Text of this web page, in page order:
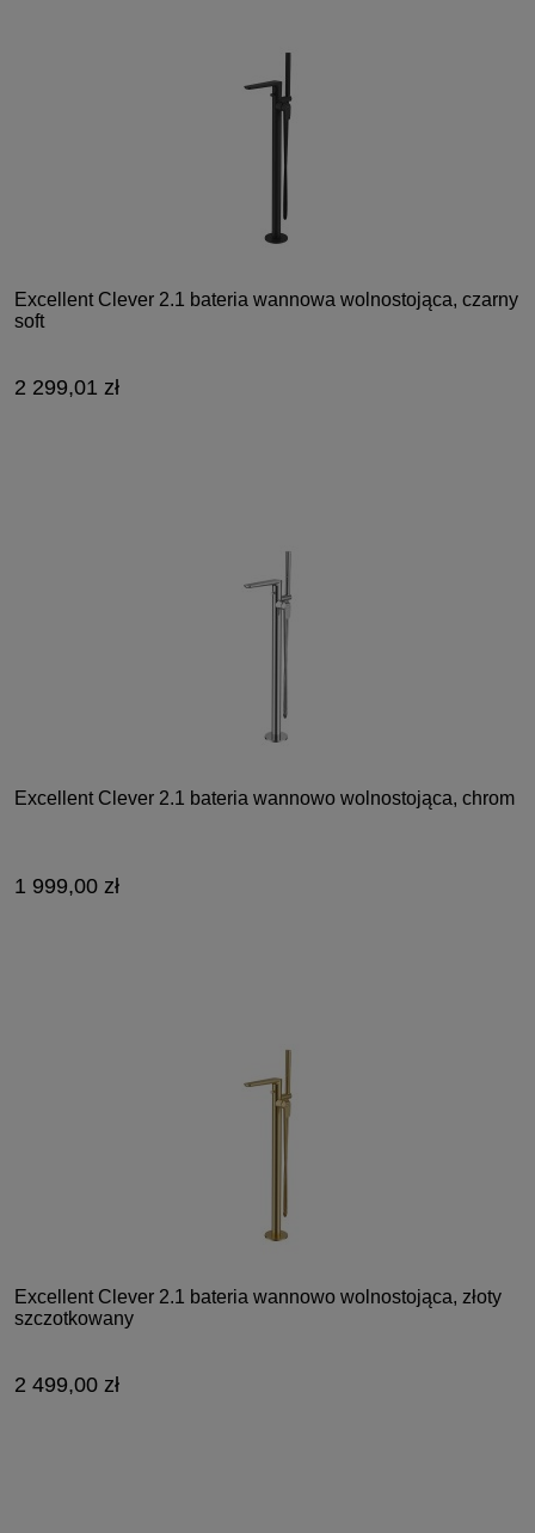
Excellent Clever 2.1 bateria wannowa wolnostojąca, czarny
soft
2 299,01 zł
Excellent Clever 2.1 bateria wannowo wolnostojąca, chrom
1 999,00 zł
Excellent Clever 2.1 bateria wannowo wolnostojąca, złoty
szczotkowany
2 499,00 zł